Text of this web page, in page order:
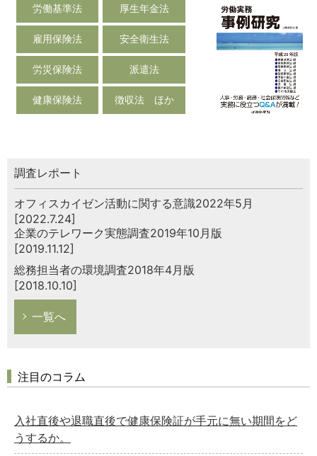
労働基準法 厚生年金法
雇用保険法 安全衛生法
労災保険法 派遣法
健康保険法 徴収法 ほか
調査レポート
オフィスカイゼン活動に関する意識2022年5月
[2022.7.24]
企業のテレワーク実態調査2019年10月版
[2019.11.12]
総務担当者の環境調査2018年4月版
[2018.10.10]
一覧へ
注目のコラム
入社直後や退職直後で健康保険証が手元に無い期間をど
うするか。